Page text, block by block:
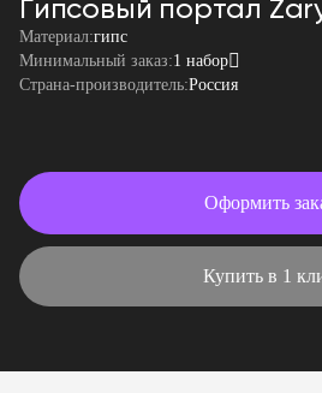
Гипсовый портал
Материал:гипс
Минимальный заказ:1 набор
Страна-производитель:Россия
Оформить
Купить в 1